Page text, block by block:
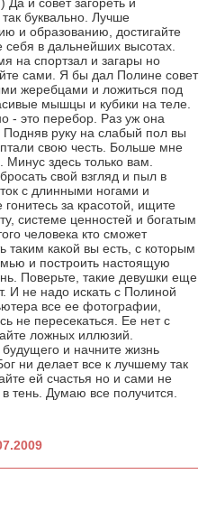
Да и совет загореть и
буквально. Лучше
и образованию, достигайте
себя в дальнейших высотах.
на спортзал и загары но
сами. Я бы дал Полине совет
жеребцами и ложиться под
мышцы и кубики на теле.
- это перебор. Раз уж она
Подняв руку на слабый пол вы
свою честь. Больше мне
Минус здесь только вам.
свой взгляд и пыл в
с длинными ногами и
за красотой, ищите
системе ценностей и богатым
человека кто сможет
таким какой вы есть, с которым
и построить настоящую
Поверьте, такие девушки еще
И не надо искать с Полиной
все ее фотографии,
не пересекаться. Ее нет с
ложных иллюзий.
и начните жизнь
ни делает все к лучшему так
ей счастья но и сами не
тень. Думаю все получится.